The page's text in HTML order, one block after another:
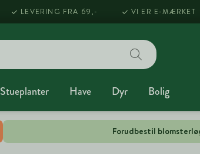
Forudbestil
LEVERING FRA 69,- VI ER E-MÆRKET
Stueplanter Have Dyr Bolig